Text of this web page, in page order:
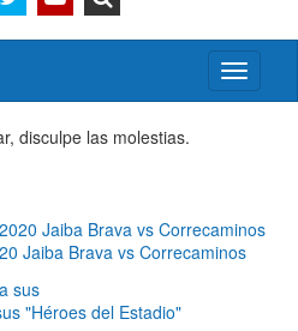
Activar/
menú
disculpe las molestias.
Jaiba Brava vs Correcaminos
"Héroes del Estadio"